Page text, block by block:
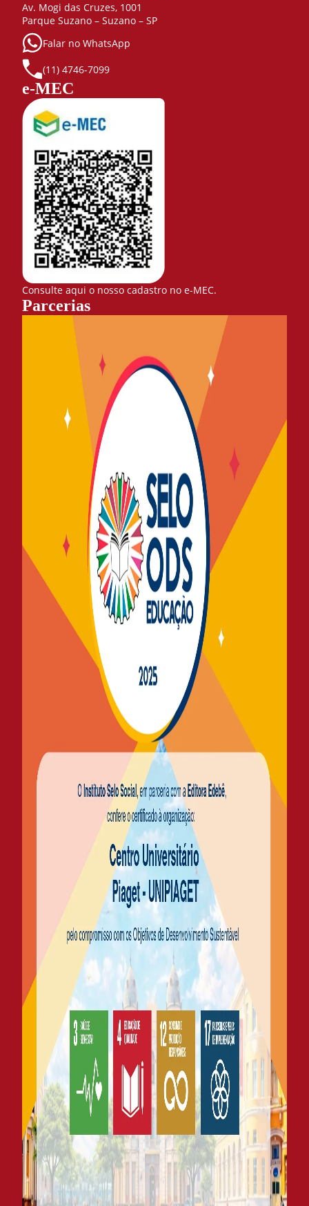
Av. Mogi das Cruzes, 1001
Parque Suzano – Suzano – SP
Falar no WhatsApp
(11) 4746-7099
e-MEC
Consulte aqui o nosso cadastro no e-MEC.
Parcerias